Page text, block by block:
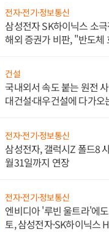
전자·전기·정보통신
삼성전자 SK하이닉스 소
해외 증권가 비판, "반도체
건설
국내외서 속도 붙는 원전
대건설·대우건설에 다가
전자·전기·정보통신
삼성전자, 갤럭시Z 폴드8
월31일까지 연장
전자·전기·정보통신
엔비디아 '루빈 울트라'에
토, 삼성전자·SK하이닉스